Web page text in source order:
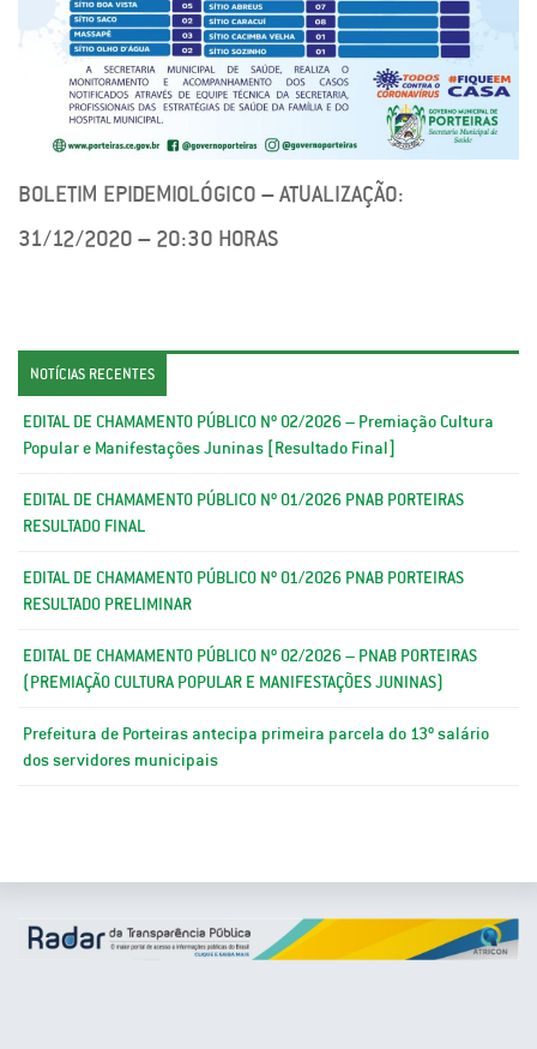
BOLETIM EPIDEMIOLÓGICO – ATUALIZAÇÃO:
31/12/2020 – 20:30 HORAS
NOTÍCIAS RECENTES
EDITAL DE CHAMAMENTO PÚBLICO Nº 02/2026 – Premiação Cultura
Popular e Manifestações Juninas [Resultado Final]
EDITAL DE CHAMAMENTO PÚBLICO Nº 01/2026 PNAB PORTEIRAS
RESULTADO FINAL
EDITAL DE CHAMAMENTO PÚBLICO Nº 01/2026 PNAB PORTEIRAS
RESULTADO PRELIMINAR
EDITAL DE CHAMAMENTO PÚBLICO Nº 02/2026 – PNAB PORTEIRAS
(PREMIAÇÃO CULTURA POPULAR E MANIFESTAÇÕES JUNINAS)
Prefeitura de Porteiras antecipa primeira parcela do 13º salário
dos servidores municipais